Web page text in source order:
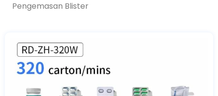
Pengemasan Blister